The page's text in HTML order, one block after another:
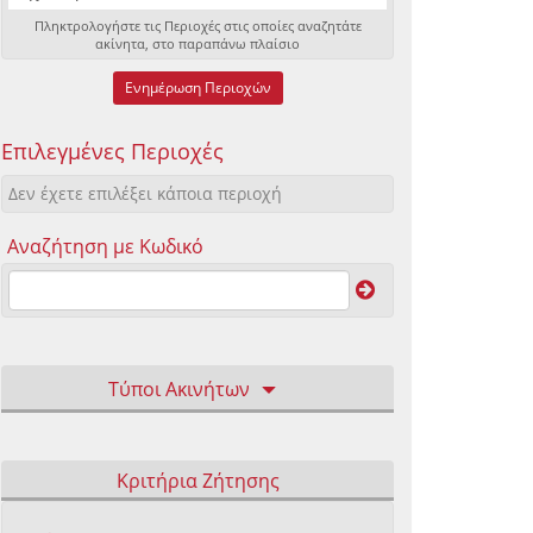
Πληκτρολογήστε τις Περιοχές στις οποίες αναζητάτε
ακίνητα, στο παραπάνω πλαίσιο
Ενημέρωση Περιοχών
Επιλεγμένες Περιοχές
Δεν έχετε επιλέξει κάποια περιοχή
Αναζήτηση με Κωδικό
Τύποι Ακινήτων
Κριτήρια Ζήτησης